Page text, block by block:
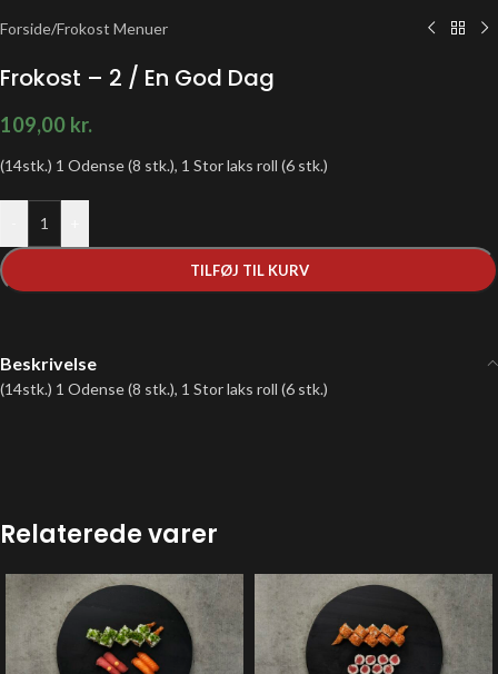
Forside/Frokost Menuer
Frokost – 2 / En God Dag
109,00 kr.
(14stk.) 1 Odense (8 stk.), 1 Stor laks roll (6 stk.)
TILFØJ TIL KURV
Beskrivelse
(14stk.) 1 Odense (8 stk.), 1 Stor laks roll (6 stk.)
Relaterede varer